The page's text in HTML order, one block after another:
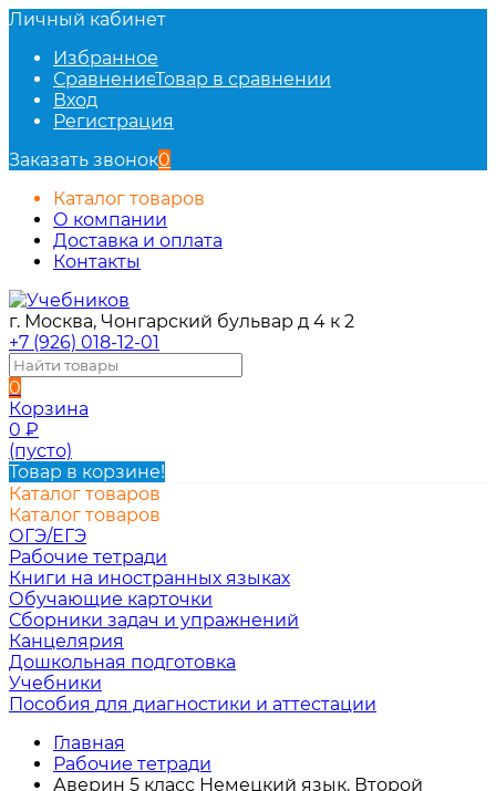
Личный кабинет
Избранное
СравнениеТовар в сравнении
Вход
Регистрация
Заказать звонок0
Каталог товаров
О компании
Доставка и оплата
Контакты
г. Москва, Чонгарский бульвар д 4 к 2
+7 (926) 018-12-01
0
Корзина
0 ₽
(пусто)
Товар в корзине!
Каталог товаров
Каталог товаров
ОГЭ/ЕГЭ
Рабочие тетради
Книги на иностранных языках
Обучающие карточки
Сборники задач и упражнений
Канцелярия
Дошкольная подготовка
Учебники
Пособия для диагностики и аттестации
Главная
Рабочие тетради
Аверин 5 класс Немецкий язык. Второй